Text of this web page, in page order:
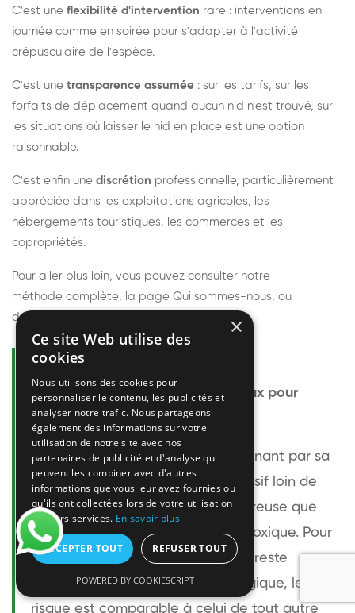
C'est une flexibilité d'intervention rare : interventions en
journée comme en soirée pour s'adapter à l'activité
crépusculaire de l'espèce.
C'est une transparence assumée : sur les tarifs, sur les
forfaits de déplacement quand aucun nid n'est trouvé, sur
les situations où laisser le nid en place est une option
raisonnable.
C'est enfin une discrétion professionnelle, particulièrement
appréciée dans les exploitations agricoles, les
hébergements touristiques, les commerces et les
copropriétés.
Pour aller plus loin, vous pouvez consulter notre
méthode complète, la page Qui sommes-nous, ou
découvrir
Questions fréquentes
Le frelon européen est-il dangereux pour
l'homme ?
Le frelon européen est impressionnant par sa
taille mais relativement peu agressif loin de
son nid. Sa piqûre est plus douloureuse que
celle d'une guêpe sans être plus toxique. Pour
une personne non allergique, elle reste
bénigne. Pour une personne allergique, le
risque est comparable à celui de tout autre
×
Ce site Web utilise des
cookies
Nous utilisons des cookies pour
personnaliser le contenu, les publicités et
analyser notre trafic. Nous partageons
également des informations sur votre
utilisation de notre site avec nos
partenaires de publicité et d'analyse qui
peuvent les combiner avec d'autres
informations que vous leur avez fournies ou
qu'ils ont collectées lors de votre utilisation
de leurs services. En savoir plus
ACCEPTER TOUT REFUSER TOUT
POWERED BY COOKIESCRIPT